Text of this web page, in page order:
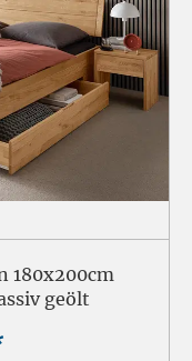
180x200cm
geölt